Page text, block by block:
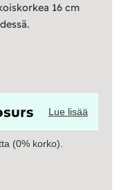
16 cm
Lue lisää
(0% korko).